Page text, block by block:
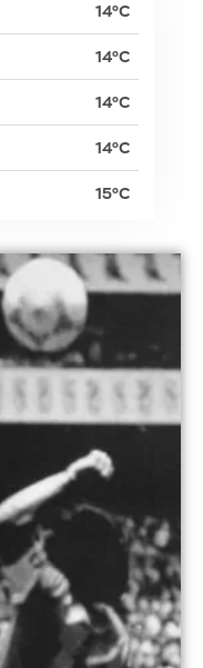
14°C
14°C
14°C
14°C
15°C